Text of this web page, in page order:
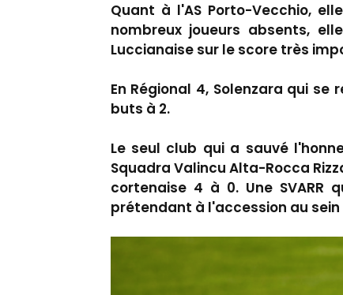
Quant à l'AS Porto-Vecchio,
nombreux joueurs absents,
Luccianaise sur le score très
En Régional 4, Solenzara qui
buts à 2.
Le seul club qui a sauvé
Squadra Valincu Alta-Rocca
cortenaise 4 à 0. Une SVARR
prétendant à l'accession au